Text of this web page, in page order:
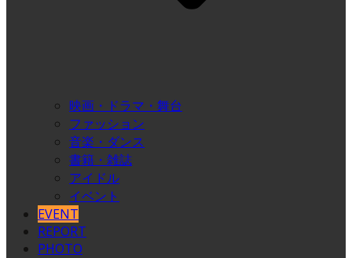
映画・ドラマ・舞台
ファッション
音楽・ダンス
書籍・雑誌
アイドル
イベント
EVENT
REPORT
PHOTO